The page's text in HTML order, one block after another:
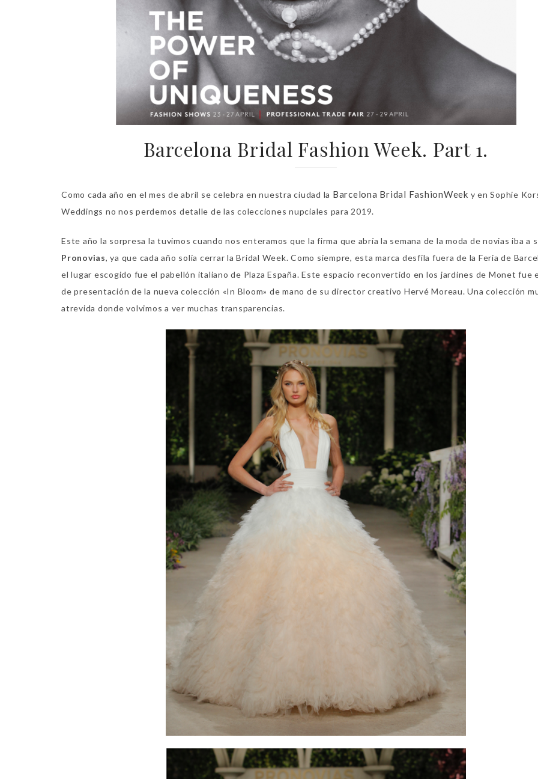
Barcelona Bridal Fashion Week. Part 1.
Como cada año en el mes de abril se celebra en nuestra ciudad la Barcelona Bridal FashionWeek y en Sophie
Weddings no nos perdemos detalle de las colecciones nupciales para 2019.
Este año la sorpresa la tuvimos cuando nos enteramos que la firma que abría la semana de la moda de novias iba a
Pronovias, ya que cada año solía cerrar la Bridal Week. Como siempre, esta marca desfila fuera de la Feria de
el lugar escogido fue el pabellón italiano de Plaza España. Este espacio reconvertido en los jardines de Monet fue
de presentación de la nueva colección «In Bloom» de mano de su director creativo Hervé Moreau. Una colección
atrevida donde volvimos a ver muchas transparencias.